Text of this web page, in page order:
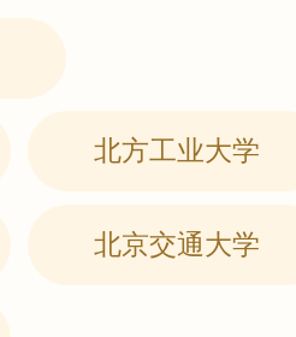
北方工业大学
北京交通大学